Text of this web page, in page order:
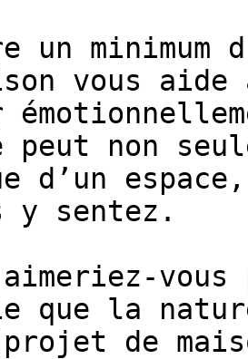
un minimum
vous
peut non
d’un
y sentez.
que la
de